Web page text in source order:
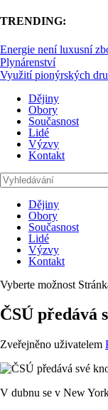
TRENDING:
Energie není luxusní
Plynárenství
Využití pionýrských
Dějiny
Obory
Současnost
Lidé
Výzvy
Kontakt
Dějiny
Obory
Současnost
Lidé
Výzvy
Kontakt
Vyberte možnost
ČSÚ předává
Zveřejněno uživatelem
V dubnu se v New